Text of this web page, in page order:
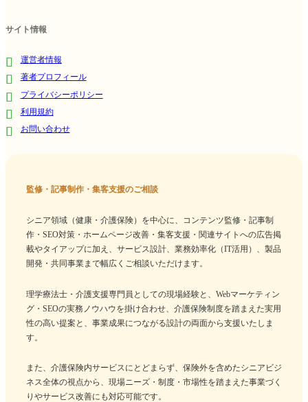
サイト情報
運営者情報
著者プロフィール
プライバシーポリシー
利用規約
お問い合わせ
監修・記事制作・集客支援のご相談
シニア領域（健康・介護保険）を中心に、コンテンツ監修・記事制
作・SEO対策・ホームページ改善・集客支援・関連サイトへの広告掲
載やタイアップに加え、サービス設計、業務効率化（IT活用）、製品
開発・共同事業まで幅広くご相談いただけます。
理学療法士・介護支援専門員としての現場経験と、Webマーケティン
グ・SEOの実務ノウハウを掛け合わせ、介護保険制度を踏まえた実用
性の高い提案と、事業成果につながる設計の両面から支援いたしま
す。
また、介護保険内サービスにとどまらず、保険外を含めたシニアビジ
ネス全体の視点から、現場ニーズ・制度・市場性を踏まえた事業づく
りやサービス改善にも対応可能です。